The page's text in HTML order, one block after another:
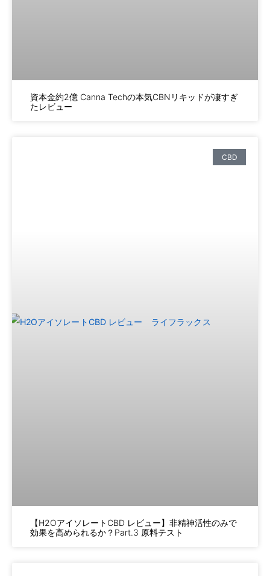
資本金約2億 Canna Techの本気CBNリキッドが凄すぎ
たレビュー
CBD
【H2OアイソレートCBD レビュー】非精神活性のみで
効果を高められるか？Part.3 原料テスト